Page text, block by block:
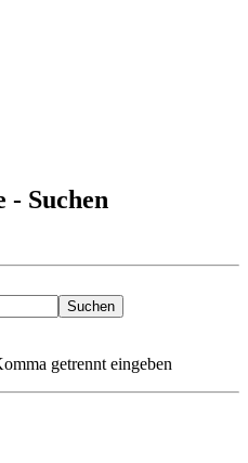
- Suchen
getrennt eingeben